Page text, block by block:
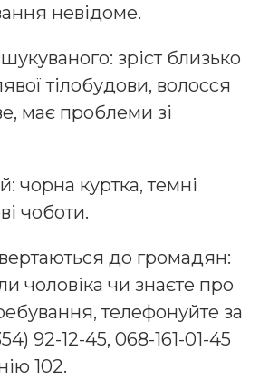
невідоме.
зріст близько
тілобудови, волосся
має проблеми зі
чорна куртка, темні
чоботи.
до громадян:
чоловіка чи знаєте про
телефонуйте за
92-12-45, 068-161-01-45
102.